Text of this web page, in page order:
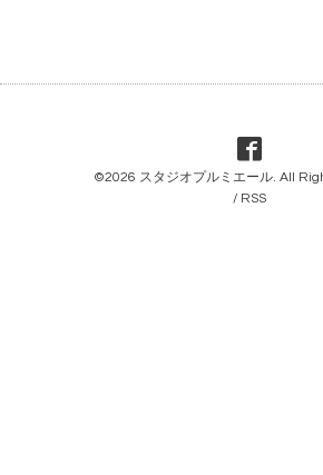
©2026 スタジオプルミエール. All
/ RSS